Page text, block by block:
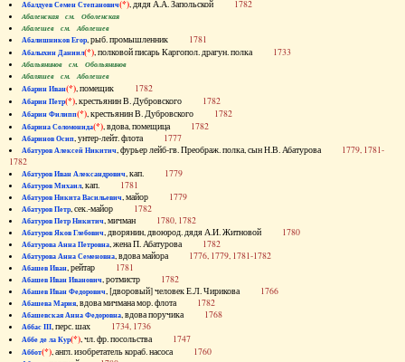
Абалдуев Семен Степанович(*), дядя А.А. Запольской 1782
Абаленская см. Оболенская
Абалешев см. Аболешев
Абалишников Егор, рыб. промышленник 1781
Абалыхин Даниил(*), полковой писарь Каргопол. драгун. полка 1733
Абальянинов см. Обольянинов
Абаляшев см. Аболешев
Абарин Иван(*), помещик 1782
Абарин Петр(*), крестьянин В. Дубровского 1782
Абарин Филипп(*), крестьянин В. Дубровского 1782
Абарина Соломонида(*), вдова, помещица 1782
Абаринов Осип, унтер-лейт. флота 1777
Абатуров Алексей Никитич, фурьер лейб-гв. Преображ. полка, сын Н.В. Абатурова 1779, 1781-
1782
Абатуров Иван Александрович, кап. 1779
Абатуров Михаил, кап. 1781
Абатуров Никита Васильевич, майор 1779
Абатуров Петр, сек.-майор 1782
Абатуров Петр Никитич, мичман 1780, 1782
Абатуров Яков Глебович, дворянин, двоюрод. дядя А.И. Житновой 1780
Абатурова Анна Петровна, жена П. Абатурова 1782
Абатурова Анна Семеновна, вдова майора 1776, 1779, 1781-1782
Абашев Иван, рейтар 1781
Абашев Иван Иванович, ротмистр 1782
Абашев Иван Федорович, [дворовый] человек Е.Л. Чирикова 1766
Абашева Мария, вдова мичмана мор. флота 1782
Абашевская Анна Федоровна, вдова поручика 1768
Аббас III, перс. шах 1734, 1736
Аббе де ла Кур(*), чл. фр. посольства 1747
Аббот(*), англ. изобретатель кораб. насоса 1760